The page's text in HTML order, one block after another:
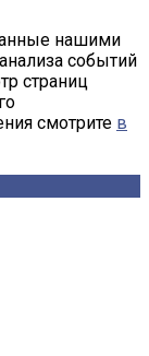
нашими
событий
страниц
смотрите в